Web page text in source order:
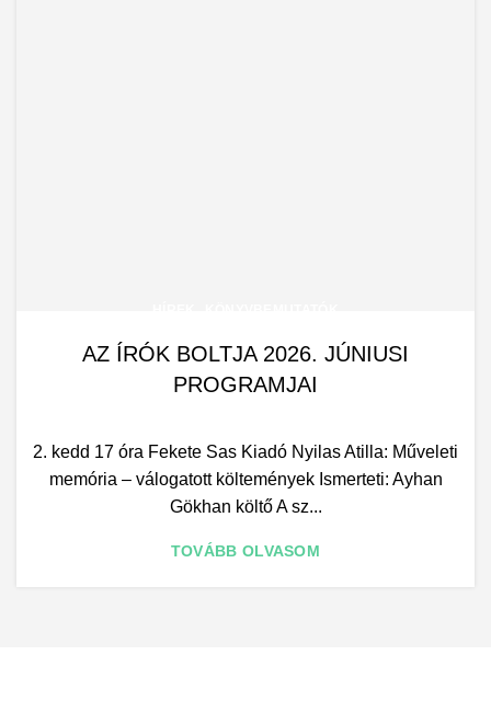
AZ ÍRÓK BOLTJA 2026. JÚNIUSI
PROGRAMJAI
2. kedd 17 óra Fekete Sas Kiadó Nyilas Atilla: Műveleti
memória – válogatott költemények Ismerteti: Ayhan
Gökhan költő A sz...
TOVÁBB OLVASOM